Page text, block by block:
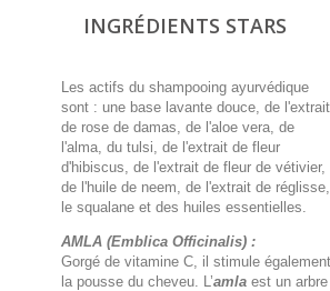
INGRÉDIENTS STARS
Les actifs du shampooing ayurvédique
sont : une base lavante douce, de l'extrait
de rose de damas, de l'aloe vera, de
l'alma, du tulsi, de l'extrait de fleur
d'hibiscus, de l'extrait de fleur de vétivier,
de l'huile de neem, de l'extrait de réglisse,
le squalane et des huiles essentielles.
AMLA (Emblica Officinalis) :
Gorgé de vitamine C, il stimule également
la pousse du cheveu. L’amla est un arbre